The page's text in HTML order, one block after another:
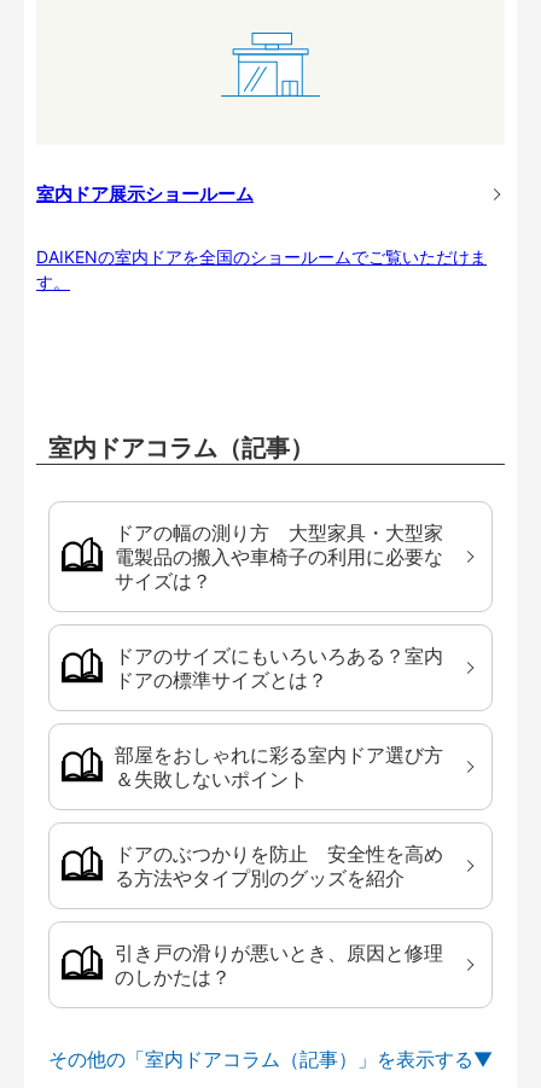
室内ドア展示ショールーム
DAIKENの室内ドアを全国のショールームでご覧いただけま
す。
室内ドアコラム（記事）
ドアの幅の測り方 大型家具・大型家
電製品の搬入や車椅子の利用に必要な
サイズは？
ドアのサイズにもいろいろある？室内
ドアの標準サイズとは？
部屋をおしゃれに彩る室内ドア選び方
＆失敗しないポイント
ドアのぶつかりを防止 安全性を高め
る方法やタイプ別のグッズを紹介
引き戸の滑りが悪いとき、原因と修理
のしかたは？
その他の「室内ドアコラム（記事）」を